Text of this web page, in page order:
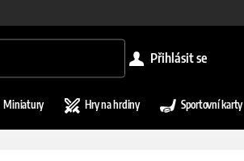
přihlásit se
Miniatury Hry na hrdiny Sportovní karty